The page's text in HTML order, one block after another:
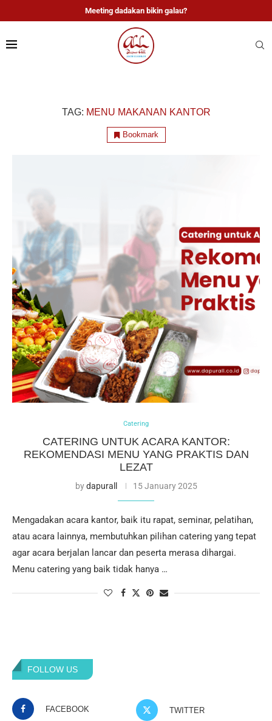
Meeting dadakan bikin galau?
TAG: MENU MAKANAN KANTOR
Bookmark
Catering
CATERING UNTUK ACARA KANTOR:
REKOMENDASI MENU YANG PRAKTIS DAN
LEZAT
bydapurall 15 January 2025
Mengadakan acara kantor, baik itu rapat, seminar, pelatihan,
atau acara lainnya, membutuhkan pilihan catering yang tepat
agar acara berjalan lancar dan peserta merasa dihargai.
Menu catering yang baik tidak hanya …
FOLLOW US
FACEBOOK TWITTER